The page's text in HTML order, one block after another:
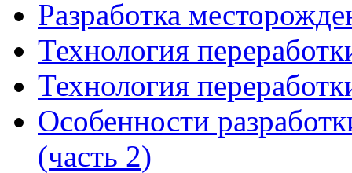
Разработка
Технология
Технология
Особенности
(часть 2)